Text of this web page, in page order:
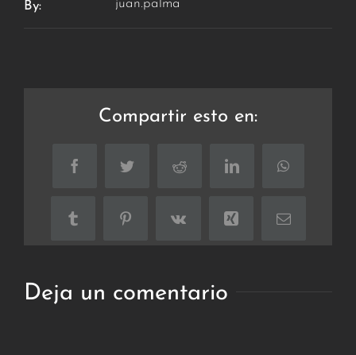
By: juan.palma
Compartir esto en:
FacebookTwitter Reddit LinkedInWhatsApp
Tumblr PinterestVk Xing
Correo
Deja un comentario